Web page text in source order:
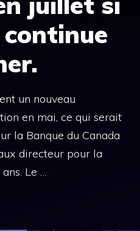
un nouveau
en mai, ce qui serait
la Banque du Canada
directeur pour la
Le …